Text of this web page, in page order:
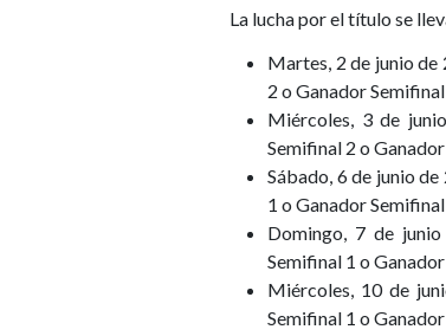
La lucha por el título se
Martes, 2 de junio de
2 o Ganador
Miércoles, 3 de
Semifinal 2 o
Sábado, 6 de junio
1 o Ganador
Domingo, 7 de
Semifinal 1 o
Miércoles, 10 de
Semifinal 1 o